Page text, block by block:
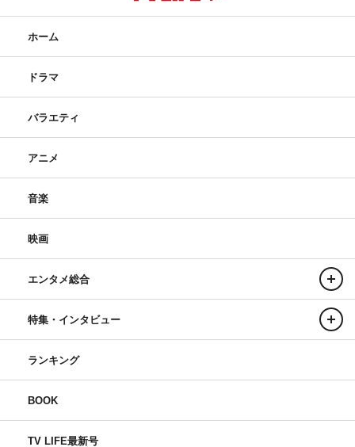
ホーム
ドラマ
バラエティ
アニメ
音楽
映画
エンタメ総合
特集・インタビュー
ランキング
BOOK
TV LIFE最新号